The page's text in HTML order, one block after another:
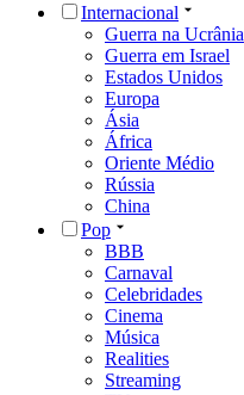
Internacional
Guerra na Ucrânia
Guerra em Israel
Estados Unidos
Europa
Ásia
África
Oriente Médio
Rússia
China
Pop
BBB
Carnaval
Celebridades
Cinema
Música
Realities
Streaming